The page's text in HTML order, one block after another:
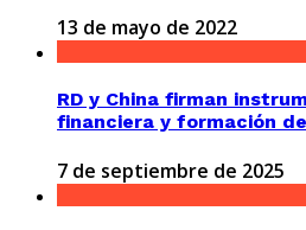
13 de mayo de 2022
RD y China firman
financiera y formación
7 de septiembre de 2025